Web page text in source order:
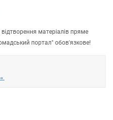
матеріалів пряме
портал" обов'язкове!